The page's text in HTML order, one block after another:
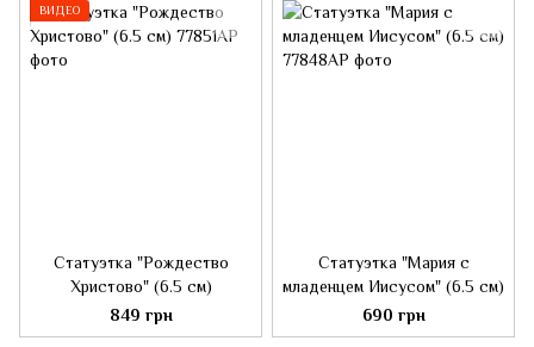
ВИДЕО
Статуэтка "Рождество
Христово" (6.5 см)
849 грн
Статуэтка "Мария с
младенцем Иисусом" (6.5 см)
690 грн